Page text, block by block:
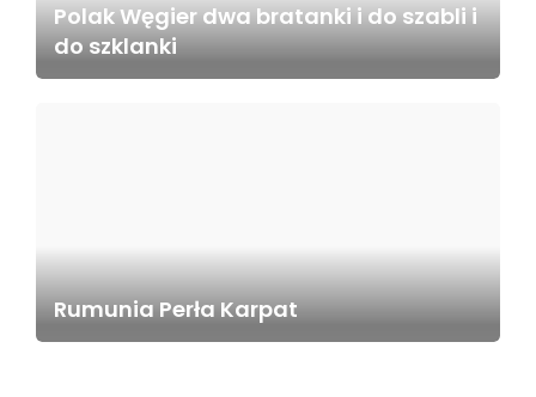
Polak Węgier dwa bratanki i do szabli i
do szklanki
Rumunia Perła Karpat